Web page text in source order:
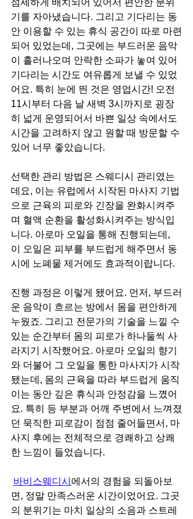
섬세하게 배치되어 있어서 편안한 분위
기를 자아냈습니다. 그리고 기다리는 동
안 이용할 수 있는 휴식 공간이 따로 마련
되어 있었는데, 그곳에는 부드러운 음악
이 흘러나오며 안락한 소파가 놓여 있어
기다리는 시간도 여유롭게 보낼 수 있었
어요. 특히 눈에 띈 것은 영업시간! 오전
11시부터 다음 날 새벽 3시까지로 굉장
히 넓게 운영되어서 바쁜 일상 속에서도
시간을 고려하지 않고 원할 때 방문할 수
있어 너무 좋았습니다.
선택한 관리 방법은 스웨디시 관리였는
데요, 이는 유럽에서 시작된 마사지 기법
으로 근육의 피로와 긴장을 완화시켜주
며 혈액 순환을 활성화시켜주는 방식입
니다. 아로마 오일을 통해 진행되는데,
이 오일은 피부를 부드럽게 해주면서 동
시에 노폐물 제거에도 효과적이랍니다.
진행 과정은 이렇게 됐어요. 먼저, 부드러
운 음악이 흐르는 방에서 몸을 편안하게
누웠죠. 그리고 전문가의 기술을 느낄 수
있는 순간부터 몸의 피로가 하나둘씩 사
라지기 시작했어요. 아로마 오일의 향기
와 더불어 그 오일을 통한 마사지가 시작
됐는데, 몸의 근육을 따라 부드럽게 움직
이는 동안 깊은 휴식과 안정감을 느꼈어
요. 특히 등 부분과 어깨 주변에서 느껴졌
던 묵직한 피로감이 점점 줄어들면서, 마
사지 후에는 전체적으로 경쾌하고 상쾌
한 느낌이 들었습니다.
바비스웨디시 에서의 경험을 되돌아보
면, 정말 만족스러운 시간이었어요. 그곳
의 분위기는 마치 일상의 소음과 스트레